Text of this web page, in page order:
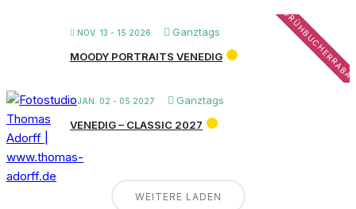
NOV. 13 - 15 2026 Ganztags
MOODY PORTRAITS VENEDIG
JAN. 02 - 05 2027
Ganztags
VENEDIG – CLASSIC 2027
WEITERE LADEN